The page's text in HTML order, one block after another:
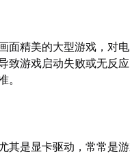
面精美的大型游戏，对
致游戏启动失败或无反
。
其是显卡驱动，常常是